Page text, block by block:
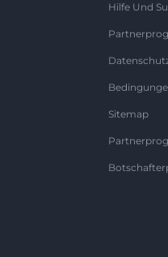
Hilfe Und
Sitemap